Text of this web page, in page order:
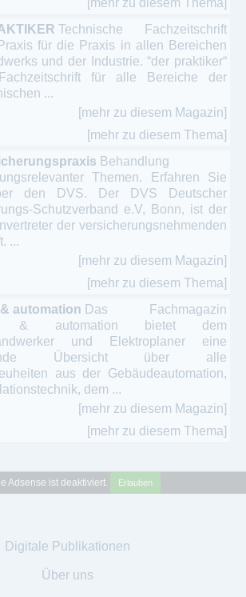
[mehr zu diesem Thema]
Technische Fachzeitschrift
für die Praxis in allen Bereichen
und der Industrie. “der praktiker“
für alle Bereiche der
...
[mehr zu diesem Magazin]
[mehr zu diesem Thema]
Behandlung
Themen. Erfahren Sie
den DVS. Der DVS Deutscher
Schutzverband e.V, Bonn, ist der
der versicherungsnehmenden
...
[mehr zu diesem Magazin]
[mehr zu diesem Thema]
automation Das Fachmagazin
& automation bietet dem
und Elektroplaner eine
Übersicht über alle
aus der Gebäudeautomation,
dem ...
[mehr zu diesem Magazin]
[mehr zu diesem Thema]
Adsense ist deaktiviert. Erlauben
Digitale Publikationen
Über uns